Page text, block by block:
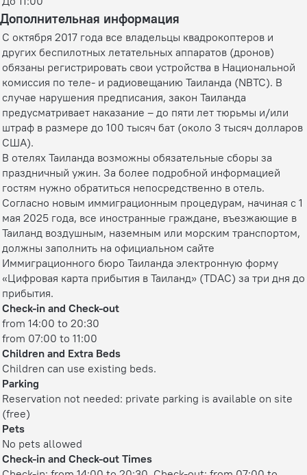
Дополнительная информация
С октября 2017 года все владельцы квадрокоптеров и
других беспилотных летательных аппаратов (дронов)
обязаны регистрировать свои устройства в Национальной
комиссия по теле- и радиовещанию Таиланда (NBTC). В
случае нарушения предписания, закон Таиланда
предусматривает наказание – до пяти лет тюрьмы и/или
штраф в размере до 100 тысяч бат (около 3 тысяч долларов
США).
В отелях Таиланда возможны обязательные сборы за
праздничный ужин. За более подробной информацией
гостям нужно обратиться непосредственно в отель.
Согласно новым иммиграционным процедурам, начиная с 1
мая 2025 года, все иностранные граждане, въезжающие в
Таиланд воздушным, наземным или морским транспортом,
должны заполнить на официальном сайте
Иммиграционного бюро Таиланда электронную форму
«Цифровая карта прибытия в Таиланд» (TDAC) за три дня до
прибытия.
Check-in and Check-out
from 14:00 to 20:30
from 07:00 to 11:00
Children and Extra Beds
Children can use existing beds.
Parking
Reservation not needed: private parking is available on site
(free)
Pets
No pets allowed
Check-in and Check-out Times